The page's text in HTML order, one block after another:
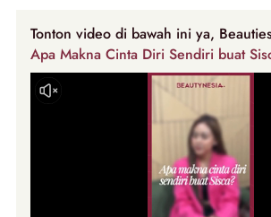
Tonton video di bawah ini ya,
Apa Makna Cinta Diri Sendiri buat